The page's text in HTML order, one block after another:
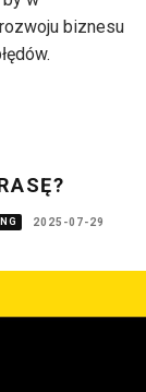
biznesu
2025-07-29